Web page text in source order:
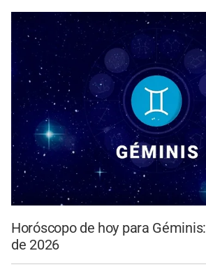
Horóscopo de hoy para
de 2026